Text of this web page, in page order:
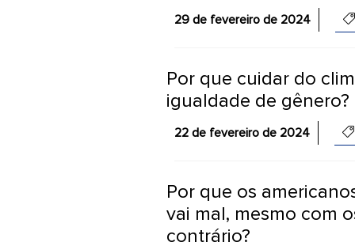
29 de fevereiro de 2024
Por que cuidar do
igualdade de gênero?
22 de fevereiro de 2024
Por que os
vai mal, mesmo com
contrário?